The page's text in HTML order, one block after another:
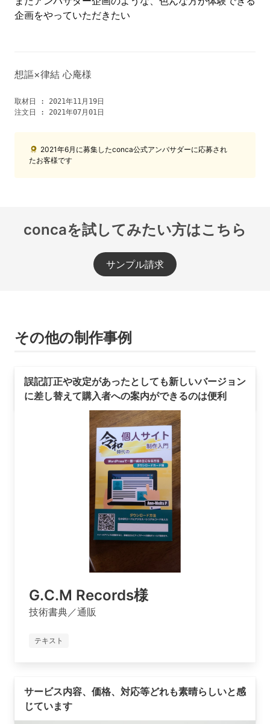
企画をやっていただきたい
想謳×律結 心庵様
取材日 : 2021年11月19日
注文日 : 2021年07月01日
2021年6月に募集したconca公式アンバサダーに応募され
たお客様です
concaを試してみたい方はこちら
サンプル請求
その他の制作事例
誤記訂正や改定があったとしても新しいバージョン
に差し替えて購入者への案内ができるのは便利
G.C.M Records様
技術書典／通販
テキスト
サービス内容、価格、対応等どれも素晴らしいと感
じています